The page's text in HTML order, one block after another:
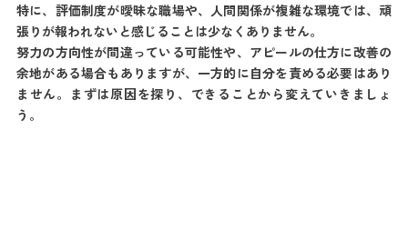
特に、評価制度が曖昧な職場や、人間関係が複雑な環境では、頑
張りが報われないと感じることは少なくありません。
努力の方向性が間違っている可能性や、アピールの仕方に改善の
余地がある場合もありますが、一方的に自分を責める必要はあり
ません。まずは原因を探り、できることから変えていきましょ
う。